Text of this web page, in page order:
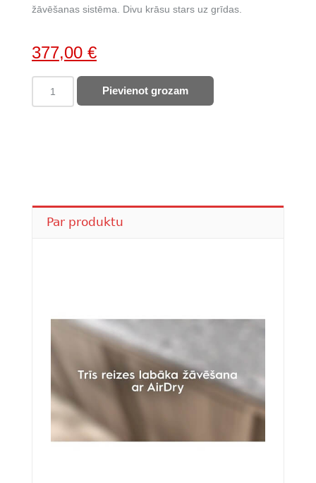
žāvēšanas sistēma. Divu krāsu stars uz grīdas.
Original
price
was:
377,00 €Current
price
is:
ELECTROLUX
trauku
Pievienot grozam
Par produktu